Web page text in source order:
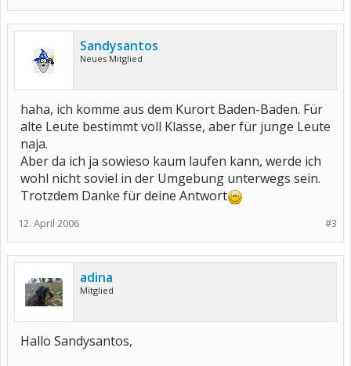
Sandysantos
Neues Mitglied
haha, ich komme aus dem Kurort Baden-Baden. Für
alte Leute bestimmt voll Klasse, aber für junge Leute
naja.
Aber da ich ja sowieso kaum laufen kann, werde ich
wohl nicht soviel in der Umgebung unterwegs sein.
Trotzdem Danke für deine Antwort
#3
12. April 2006
adina
Mitglied
Hallo Sandysantos,